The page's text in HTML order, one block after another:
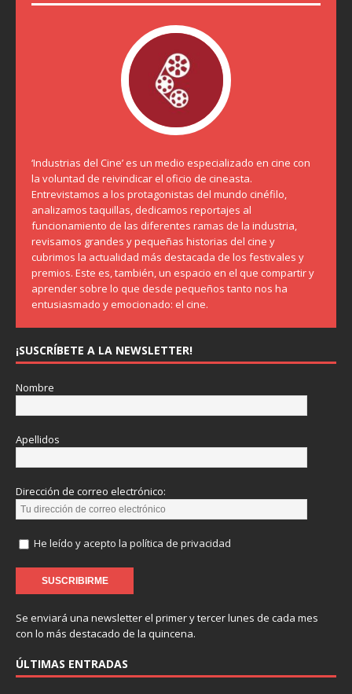
‘Industrias del Cine’ es un medio especializado en cine con
la voluntad de reivindicar el oficio de cineasta.
Entrevistamos a los protagonistas del mundo cinéfilo,
analizamos taquillas, dedicamos reportajes al
funcionamiento de las diferentes ramas de la industria,
revisamos grandes y pequeñas historias del cine y
cubrimos la actualidad más destacada de los festivales y
premios. Este es, también, un espacio en el que compartir y
aprender sobre lo que desde pequeños tanto nos ha
entusiasmado y emocionado: el cine.
¡SUSCRÍBETE A LA NEWSLETTER!
Nombre
Apellidos
Dirección de correo electrónico:
He leído y acepto la política de privacidad
Se enviará una newsletter el primer y tercer lunes de cada mes
con lo más destacado de la quincena.
ÚLTIMAS ENTRADAS